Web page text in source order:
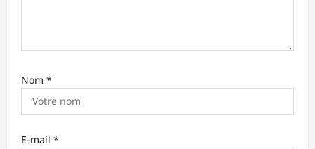
e
Nom *
E-mail *